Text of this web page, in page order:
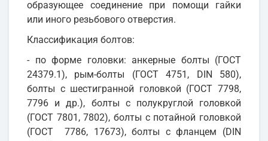
образующее соединение при помощи гайки
или иного резьбового отверстия.
Классификация болтов:
- по форме головки: анкерные болты (ГОСТ
24379.1), рым-болты (ГОСТ 4751, DIN 580),
болты с шестигранной головкой (ГОСТ 7798,
7796 и др.), болты с полукруглой головкой
(ГОСТ 7801, 7802), болты с потайной головкой
(ГОСТ 7786, 17673), болты с фланцем (DIN